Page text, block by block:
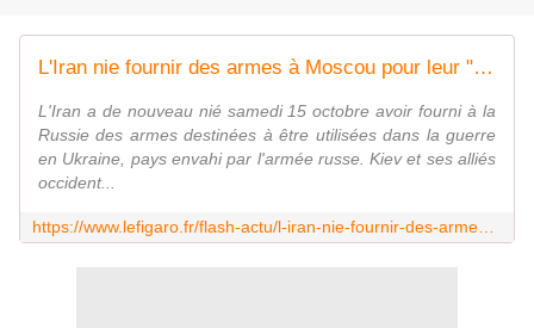
L'Iran nie fournir des armes à Moscou pour leur "utilisation" contre Kiev
L'Iran a de nouveau nié samedi 15 octobre avoir fourni à la
Russie des armes destinées à être utilisées dans la guerre
en Ukraine, pays envahi par l'armée russe. Kiev et ses alliés
occident...